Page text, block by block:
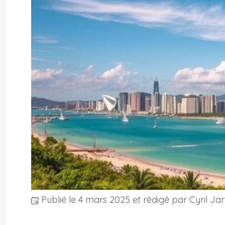
Publié le 4 mars 2025 et rédigé par Cyril